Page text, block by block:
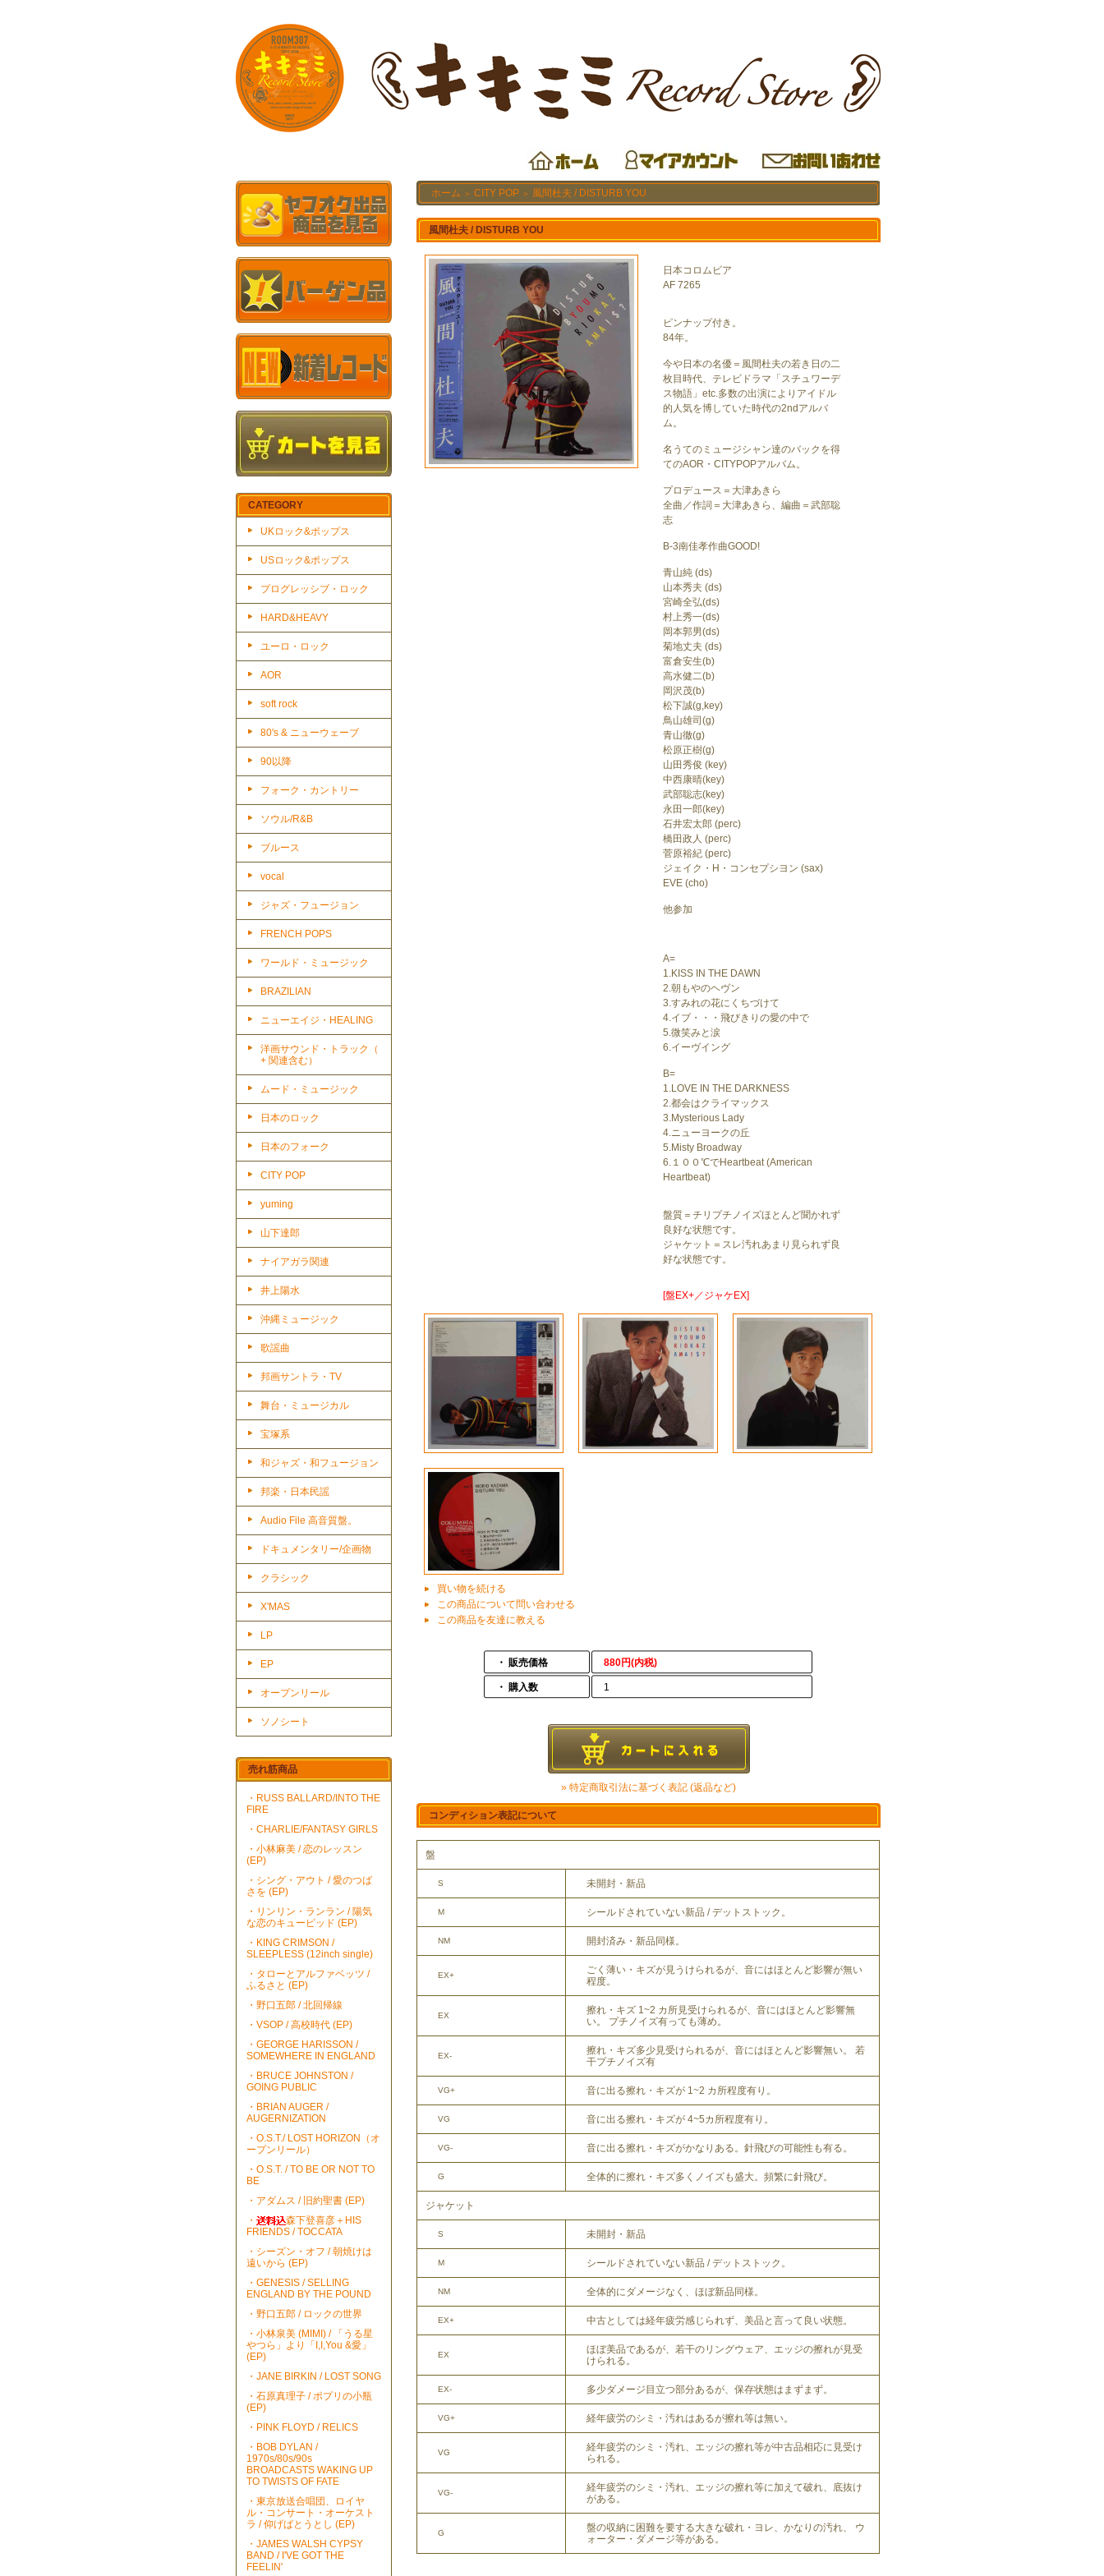
CATEGORY
UKロック&ポップス
USロック&ポップス
プログレッシブ・ロック
HARD&HEAVY
ユーロ・ロック
AOR
soft rock
80's & ニューウェーブ
90以降
フォーク・カントリー
ソウル/R&B
ブルース
vocal
ジャズ・フュージョン
FRENCH POPS
ワールド・ミュージック
BRAZILIAN
ニューエイジ・HEALING
洋画サウンド・トラック（
+ 関連含む）
ムード・ミュージック
日本のロック
日本のフォーク
CITY POP
yuming
山下達郎
ナイアガラ関連
井上陽水
沖縄ミュージック
歌謡曲
邦画サントラ・TV
舞台・ミュージカル
宝塚系
和ジャズ・和フュージョン
邦楽・日本民謡
Audio File 高音質盤。
ドキュメンタリー/企画物
クラシック
X'MAS
LP
EP
オープンリール
ソノシート
売れ筋商品
・RUSS BALLARD/INTO THE
FIRE
・CHARLIE/FANTASY GIRLS
・小林麻美 / 恋のレッスン
(EP)
・シング・アウト / 愛のつば
さを (EP)
・リンリン・ランラン / 陽気
な恋のキューピッド (EP)
・KING CRIMSON /
SLEEPLESS (12inch single)
・タローとアルファベッツ /
ふるさと (EP)
・野口五郎 / 北回帰線
・VSOP / 高校時代 (EP)
・GEORGE HARISSON /
SOMEWHERE IN ENGLAND
・BRUCE JOHNSTON /
GOING PUBLIC
・BRIAN AUGER /
AUGERNIZATION
・O.S.T./ LOST HORIZON（オ
ープンリール）
・O.S.T. / TO BE OR NOT TO
BE
・アダムス / 旧約聖書 (EP)
・
森下登喜彦＋HIS
FRIENDS / TOCCATA
・シーズン・オフ / 朝焼けは
遠いから (EP)
・GENESIS / SELLING
ENGLAND BY THE POUND
・野口五郎 / ロックの世界
・小林泉美 (MIMI) / 「うる星
やつら」より「I,I,You &愛」
(EP)
・JANE BIRKIN / LOST SONG
・石原真理子 / ポプリの小瓶
(EP)
・PINK FLOYD / RELICS
・BOB DYLAN /
1970s/80s/90s
BROADCASTS WAKING UP
TO TWISTS OF FATE
・東京放送合唱団、ロイヤ
ル・コンサート・オーケスト
ラ / 仰げばとうとし (EP)
・JAMES WALSH CYPSY
BAND / I'VE GOT THE
FEELIN'
ホーム ＞ CITY POP ＞ 風間杜夫 / DISTURB YOU
風間杜夫 / DISTURB YOU
日本コロムビア
AF 7265
ピンナップ付き。
84年。
今や日本の名優＝風間杜夫の若き日の二
枚目時代、テレビドラマ「スチュワーデ
ス物語」etc.多数の出演によりアイドル
的人気を博していた時代の2ndアルバ
ム。
名うてのミュージシャン達のバックを得
てのAOR・CITYPOPアルバム。
プロデュース＝大津あきら
全曲／作詞＝大津あきら、編曲＝武部聡
志
B-3南佳孝作曲GOOD!
青山純 (ds)
山本秀夫 (ds)
宮崎全弘(ds)
村上秀一(ds)
岡本郭男(ds)
菊地丈夫 (ds)
富倉安生(b)
高水健二(b)
岡沢茂(b)
松下誠(g,key)
鳥山雄司(g)
青山徹(g)
松原正樹(g)
山田秀俊 (key)
中西康晴(key)
武部聡志(key)
永田一郎(key)
石井宏太郎 (perc)
橋田政人 (perc)
菅原裕紀 (perc)
ジェイク・H・コンセプシヨン (sax)
EVE (cho)
他参加
A=
1.KISS IN THE DAWN
2.朝もやのヘヴン
3.すみれの花にくちづけて
4.イブ・・・飛びきりの愛の中で
5.微笑みと涙
6.イーヴイング
B=
1.LOVE IN THE DARKNESS
2.都会はクライマックス
3.Mysterious Lady
4.ニューヨークの丘
5.Misty Broadway
6.１００℃でHeartbeat (American
Heartbeat)
盤質＝チリプチノイズほとんど聞かれず
良好な状態です。
ジャケット＝スレ汚れあまり見られず良
好な状態です。
[盤EX+／ジャケEX]
買い物を続ける
この商品について問い合わせる
この商品を友達に教える
・ 販売価格 880円(内税)
・ 購入数 1
» 特定商取引法に基づく表記 (返品など)
コンディション表記について
盤
S 未開封・新品
M シールドされていない新品 / デットストック。
NM 開封済み・新品同様。
EX+
ごく薄い・キズが見うけられるが、音にはほとんど影響が無い
程度。
EX
擦れ・キズ 1~2 カ所見受けられるが、音にはほとんど影響無
い。 プチノイズ有っても薄め。
EX-
擦れ・キズ多少見受けられるが、音にはほとんど影響無い。 若
干プチノイズ有
VG+ 音に出る擦れ・キズが 1~2 カ所程度有り。
VG 音に出る擦れ・キズが 4~5カ所程度有り。
VG- 音に出る擦れ・キズがかなりある。針飛びの可能性も有る。
G 全体的に擦れ・キズ多くノイズも盛大。頻繁に針飛び。
ジャケット
S 未開封・新品
M シールドされていない新品 / デットストック。
NM 全体的にダメージなく、ほぼ新品同様。
EX+ 中古としては経年疲労感じられず、美品と言って良い状態。
EX
ほぼ美品であるが、若干のリングウェア、エッジの擦れが見受
けられる。
EX- 多少ダメージ目立つ部分あるが、保存状態はまずまず。
VG+ 経年疲労のシミ・汚れはあるが擦れ等は無い。
VG
経年疲労のシミ・汚れ、エッジの擦れ等が中古品相応に見受け
られる。
VG-
経年疲労のシミ・汚れ、エッジの擦れ等に加えて破れ、底抜け
がある。
G
盤の収納に困難を要する大きな破れ・ヨレ、かなりの汚れ、 ウ
ォーター・ダメージ等がある。